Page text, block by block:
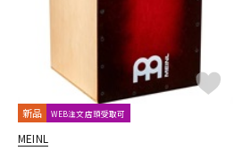
中古
新品 WEB注文店頭受取可
MEINL